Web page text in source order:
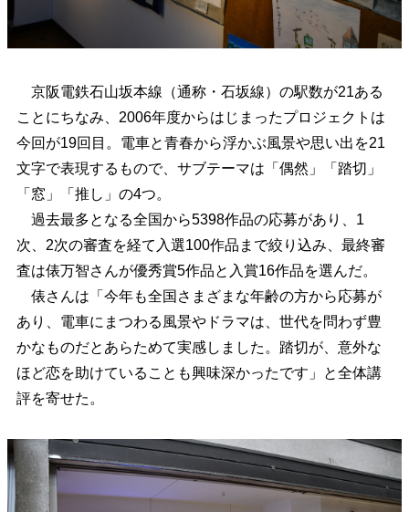
京阪電鉄石山坂本線（通称・石坂線）の駅数が21ある
ことにちなみ、2006年度からはじまったプロジェクトは
今回が19回目。電車と青春から浮かぶ風景や思い出を21
文字で表現するもので、サブテーマは「偶然」「踏切」
「窓」「推し」の4つ。
過去最多となる全国から5398作品の応募があり、1
次、2次の審査を経て入選100作品まで絞り込み、最終審
査は俵万智さんが優秀賞5作品と入賞16作品を選んだ。
俵さんは「今年も全国さまざまな年齢の方から応募が
あり、電車にまつわる風景やドラマは、世代を問わず豊
かなものだとあらためて実感しました。踏切が、意外な
ほど恋を助けていることも興味深かったです」と全体講
評を寄せた。